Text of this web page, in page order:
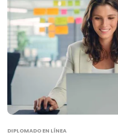
DIPLOMADO EN LÍNEA